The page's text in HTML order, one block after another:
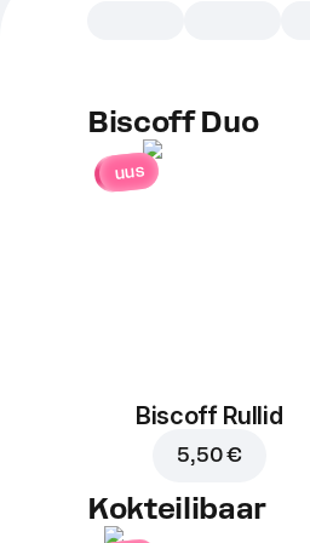
Biscoff Duo
uus
Biscoff Rullid
5,50 €
Kokteilibaar